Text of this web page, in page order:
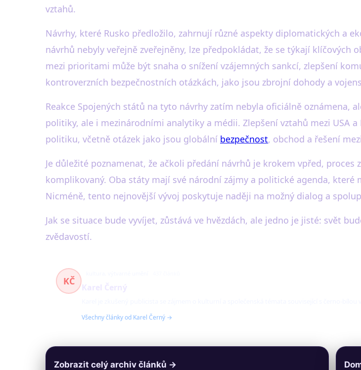
vztahů.
Návrhy, které Rusko předložilo, zahrnují různé aspekty diplomatických a
návrhů nebyly veřejně zveřejněny, lze předpokládat, že se týkají
mezi prioritami může být snaha o snížení vzájemných sankcí, zlepšení
kontroverzních bezpečnostních otázkách, jako jsou zbrojní dohody a
Reakce Spojených států na tyto návrhy zatím nebyla oficiálně oznámena,
politiky, ale i mezinárodními analytiky a médii. Zlepšení vztahů mezi USA
politiku, včetně otázek jako jsou globální bezpečnost, obchod a řešení
Je důležité poznamenat, že ačkoli předání návrhů je krokem vpřed,
komplikovaný. Oba státy mají své národní zájmy a politické agenda,
Nicméně, tento nejnovější vývoj poskytuje naději na možný dialog a
Jak se situace bude vyvíjet, zůstává ve hvězdách, ale jedno je jisté: svět
zvědavostí.
KČ
Všechny články od Karel Černý →
Zobrazit celý archiv článků →